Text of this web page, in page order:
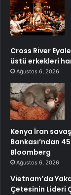
Cross River
üstü erkekleri
Ağustos 6, 2026
Kenya İran
Bankası’ndan
Bloomberg
Ağustos 6, 2026
Vietnam’da
Çetesinin Lideri